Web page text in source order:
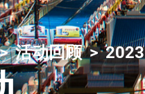
活动回顾 2023